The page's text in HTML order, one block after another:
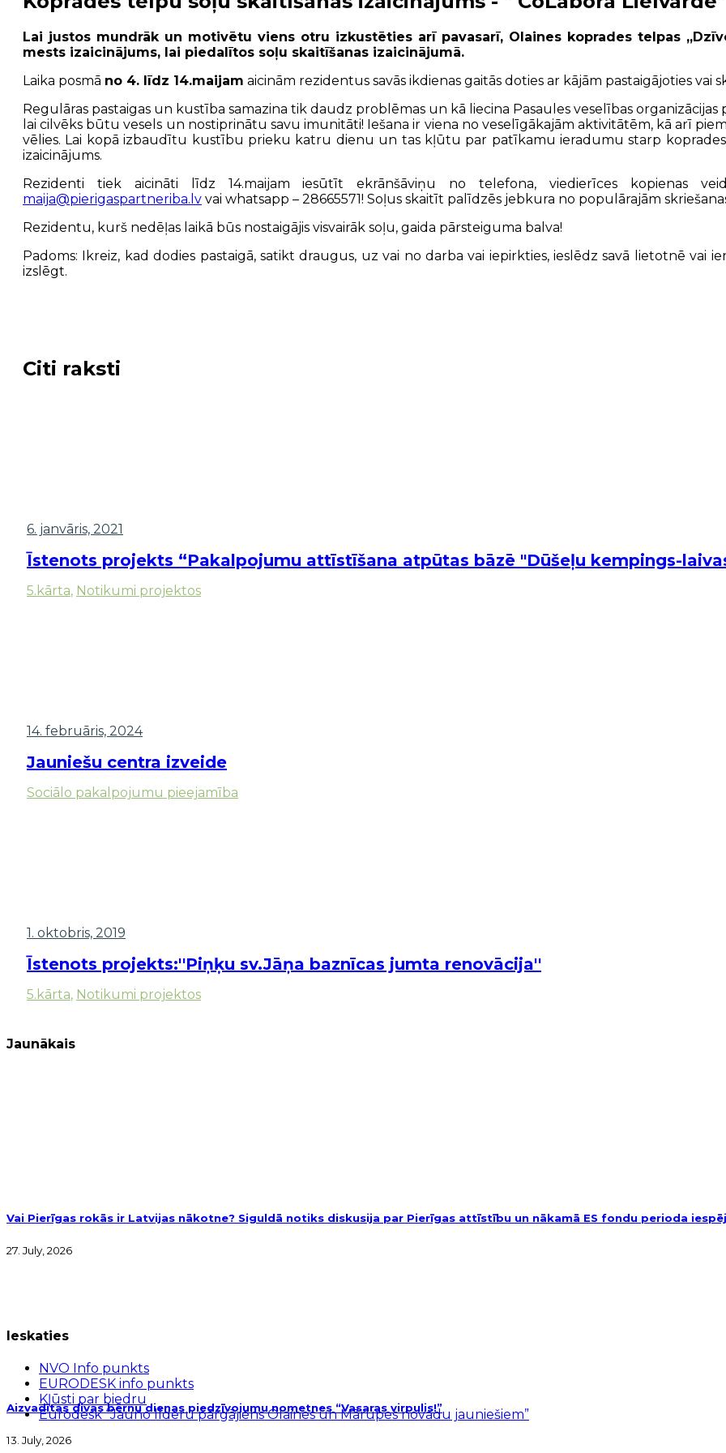
Lai justos mundrāk un motivētu viens otru izkustēties arī pavasarī, Olaines koprades telpas
mests izaicinājums, lai piedalītos soļu skaitīšanas izaicinājumā.
Laika posmā no 4. līdz 14.maijam aicinām rezidentus savās ikdienas gaitās doties ar kājām pastaigājoties vai
Regulāras pastaigas un kustība samazina tik daudz problēmas un kā liecina Pasaules veselības
lai cilvēks būtu vesels un nostiprinātu savu imunitāti! Iešana ir viena no veselīgākajām aktivitātēm, kā arī
vēlies. Lai kopā izbaudītu kustību prieku katru dienu un tas kļūtu par patīkamu ieradumu starp
izaicinājums.
Rezidenti tiek aicināti līdz 14.maijam iesūtīt ekrānšāviņu no telefona, viedierīces kopienas
maija@pierigaspartneriba.lv vai whatsapp – 28665571! Soļus skaitīt palīdzēs jebkura no populārajām
Rezidentu, kurš nedēļas laikā būs nostaigājis visvairāk soļu, gaida pārsteiguma balva!
Padoms: Ikreiz, kad dodies pastaigā, satikt draugus, uz vai no darba vai iepirkties, ieslēdz savā lietotnē vai
izslēgt.
Citi raksti
6. janvāris, 2021
Īstenots projekts “Pakalpojumu attīstīšana atpūtas bāzē "Dūšeļu kempings-
5.kārta, Notikumi projektos
14. februāris, 2024
Jauniešu centra izveide
Sociālo pakalpojumu pieejamība
1. oktobris, 2019
Īstenots projekts:''Piņķu sv.Jāņa baznīcas jumta renovācija''
5.kārta, Notikumi projektos
Jaunākais
Vai Pierīgas rokās ir Latvijas nākotne? Siguldā notiks diskusija par Pierīgas attīstību un nākamā ES fondu perioda
27. July, 2026
Aizvadītas divas bērnu dienas piedzīvojumu nometnes “Vasaras virpulis!”
13. July, 2026
Ieskaties
NVO Info punkts
EURODESK info punkts
Kļūsti par biedru
Eurodesk “Jauno līderu pārgājiens Olaines un Mārupes novadu jauniešiem”